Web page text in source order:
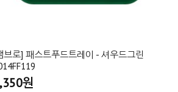
브로] 패스트푸드트레이 - 셔우드그린
원